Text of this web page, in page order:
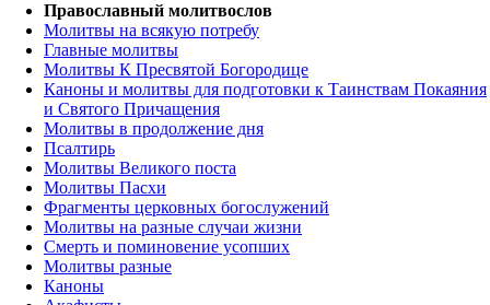
Православный молитвослов
Молитвы на всякую потребу
Главные молитвы
Молитвы К Пресвятой Богородице
Каноны и молитвы для подготовки к Таинствам Покаяния
и Святого Причащения
Молитвы в продолжение дня
Псалтирь
Молитвы Великого поста
Молитвы Пасхи
Фрагменты церковных богослужений
Молитвы на разные случаи жизни
Смерть и поминовение усопших
Молитвы разные
Каноны